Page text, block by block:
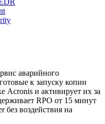
аварийного
к запуску копии
Acronis и активирует их за
RPO от 15 минут
воздействия на